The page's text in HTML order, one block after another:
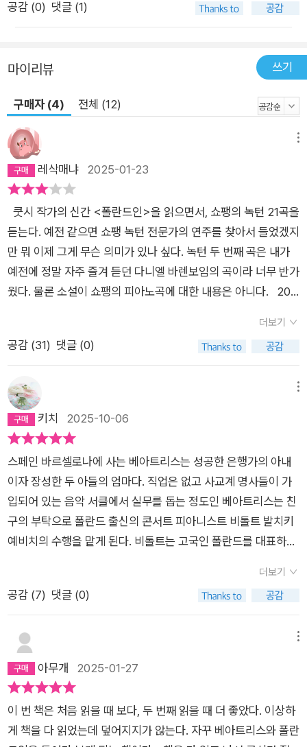
다.”라고 적혀 있다. 여기에 나오는 ‘그’는 작가이자 화자다. 소설
을 구상하고 쓰기 시작하는 작가를 상상해보라. 작가는 여자를 먼
로 시작하여 거기에 살이 붙는다. 조금 더 건너뛰어 4번으로 가면
아니스트와 걸음걸이가 편안해 보이는 우아한 여자이면서 좋은
일을 하며 나날을 보내는 은행가의 아내. 그들은 안으로 들여보내
거나 물리치거나 쉬게 해달라며 일 년 내내 문을 두드리고 있다.
마침내 그들의 시간이 온 것일까?” *표지 그림은 동양화가 정지
연의 작품이다. 풍경화 가운데 돌출된 골드바는 자연 속에 들어있
는 변하지 않는 진리를 상징한다. 주인공 비톨트가 평생을 존재
이유로 바쳐온 피아노 건반을 상징하기도 한다.
공감 (0) 댓글 (1)
마이리뷰 쓰기
구매자 (4) 전체 (12)
레삭매냐 2025-01-23
듣는다. 예전 같으면 쇼팽 녹턴 전문가의 연주를 찾아서 들었겠지
만 뭐 이제 그게 무슨 의미가 있나 싶다. 녹턴 두 번째 곡은 내가
예전에 정말 자주 즐겨 듣던 다니엘 바렌보임의 곡이라 너무 반가
웠다. 물론 소설이 쇼팽의 피아노곡에 대한 내용은 아니다. 202
게 읽었다. 역자의 표현대로 간결하고 검소한 진행이었다. 기본
줄거리는 노년의 폴란드 피아니스트 비톨트 발키치예비치가 피
는 설정이다. 폴란드인 칠십대 노인이고, 바르셀로나 여성은 사십
대의 유부녀다. 모든 글쓰기가 자서전이라는 말을 인용한다는, 노
년의 작가가 품은 욕망에 대한 이야기가 아닌가 싶다. 섬세하지
의 녹턴을 바흐 스타일의 진지함으로 연주한다. 서로 다른 언어를
사용하는 폴란드 남자와 바르셀로나 여자는 영어로 대화를 나눈
다. 자신의 감정을 내가 완벽하게 이해하지 못하는 언어로 표현하
는 게 어떤 느낌일지는 경험해 보지 못해 알 수가 없다. 동일한 언
어로 말을 나누어도 오해가 발생하는데 그게 과연 가능한 일일까.
감정선의 사소하지만 또 한편으로는 엄청나게 중요하고 동시에
미묘한 감정들이 왜곡 없이 상대방의 마음에 도달할 수 있는지 정
바르셀로나 여성은 완벽한 현실주의자이다. 그녀는 늙다리 아저
씨의 거침없는 고백공격을 정중하고 무난한 방식의 회피기동으
로 피해나간다. 하지만 또 일어날 일들은 일어나야 하는 게 소설
의 전개상 맞는 일이지 않겠는가. 브라질 연주여행에 동행해 달라
고 하고, 또 나중에는 마요르카까지 베아트리스를 찾아간다. 분
명 단테의 연인이자 뮤즈였던 베아트리체의 에피소드 그리고 또
더보기
공감 (31) 댓글 (0)
키치 2025-10-06
스페인 바르셀로나에 사는 베아트리스는 성공한 은행가의 아내
이자 장성한 두 아들의 엄마다. 직업은 없고 사교계 명사들이 가
입되어 있는 음악 서클에서 실무를 돕는 정도인 베아트리스는 친
구의 부탁으로 폴란드 출신의 콘서트 피아니스트 비톨트 발치키
예비치의 수행을 맡게 된다. 비톨트는 고국인 폴란드를 대표하는
리스는 비톨트를 직접 만나기 전까지 그에 대해 잘 알지도 못했고
그의 연주도 마음에 들지 않았으며 그를 만난 후에도 그의 이름을
정확히 기억하지 못해서 늘 '폴란드인'이라고 지칭한다.문제는 이
폴란드인이 베아트리스를 보고 첫눈에 반한 것이다. 폴란드인이
자신을 좋아한다는 걸 알게 된 베아트리스는 당혹스러워 한다. 그
럴 만한 게 폴란드인은 48세인 베아트리스보다 스물네 살 더 많
하는 언어도 달라서 말도 잘 통하지 않는다. 폴란드인이 자신과
베아트리스의 만남을 단테와 베아트리체, 쇼팽과 조르쥬 상드의
더보기
공감 (7) 댓글 (0)
아무개 2025-01-27
이 번 책은 처음 읽을 때 보다, 두 번째 읽을 때 더 좋았다. 이상하
게 책을 다 읽었는데 덮어지지가 않는다. 자꾸 베아트리스와 폴란